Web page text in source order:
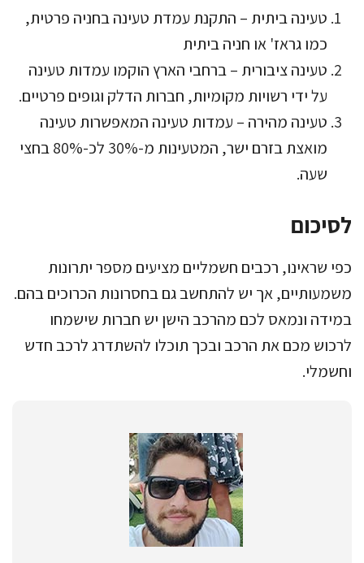
טעינה ביתית – התקנת עמדת טעינה בחניה פרטית,
כמו גראז' או חניה ביתית
טעינה ציבורית – ברחבי הארץ הוקמו עמדות טעינה
על ידי רשויות מקומיות, חברות הדלק וגופים פרטיים.
טעינה מהירה – עמדות טעינה המאפשרות טעינה
מואצת בזרם ישר, המטעינות מ-30% לכ-80% בחצי
שעה.
לסיכום
כפי שראינו, רכבים חשמליים מציעים מספר יתרונות
משמעותיים, אך יש להתחשב גם בחסרונות הכרוכים בהם.
במידה ונמאס לכם מהרכב הישן יש חברות שישמחו
לרכוש מכם את הרכב ובכך תוכלו להשתדרג לרכב חדש
וחשמלי.